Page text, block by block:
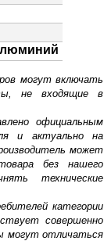
могут включать
не входящие в
официальным
и актуально на
может
без нашего
технические
категории
совершенно
могут отличаться